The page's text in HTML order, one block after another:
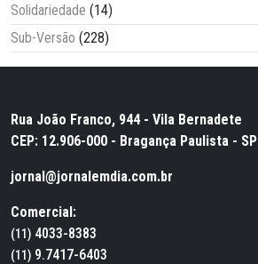
Solidariedade (14)
Sub-Versão (228)
Rua João Franco, 944 - Vila Bernadete
CEP: 12.906-000 - Bragança Paulista - SP
jornal@jornalemdia.com.br
Comercial:
(11) 4033-8383
(11) 9.7417-6403